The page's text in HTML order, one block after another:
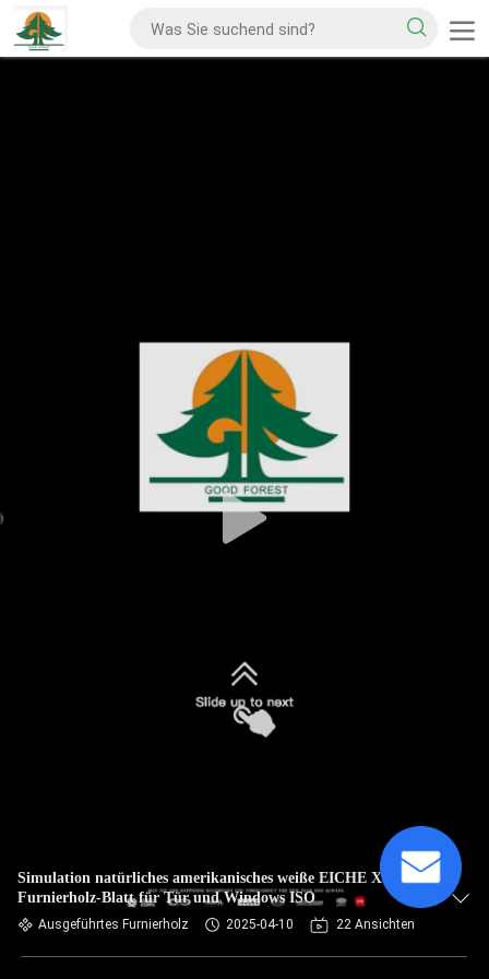
Simulation natürliches amerikanisches weiße EICHE X024N
Furnierholz-Blatt für Tür und Windows ISO
Ausgeführtes Furnierholz 2025-04-10 22 Ansichten